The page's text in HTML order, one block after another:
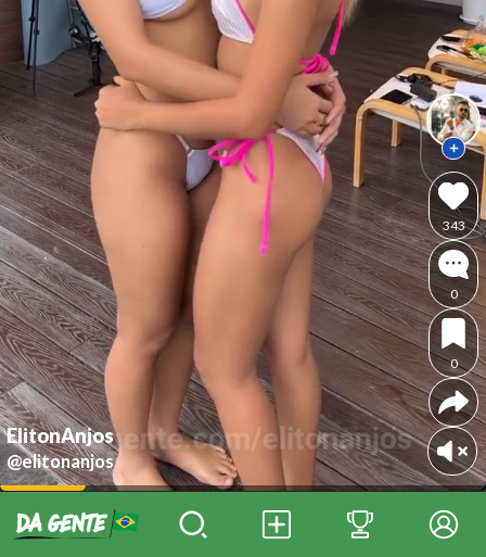
ElitonAnjos
@elitonanjos
343
0
0